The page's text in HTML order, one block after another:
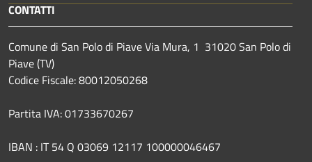
CONTATTI
Comune di San Polo di Piave Via Mura, 1 31020 San Polo di
Piave (TV)
Codice Fiscale: 80012050268
Partita IVA: 01733670267
IBAN : IT 54 Q 03069 12117 100000046467